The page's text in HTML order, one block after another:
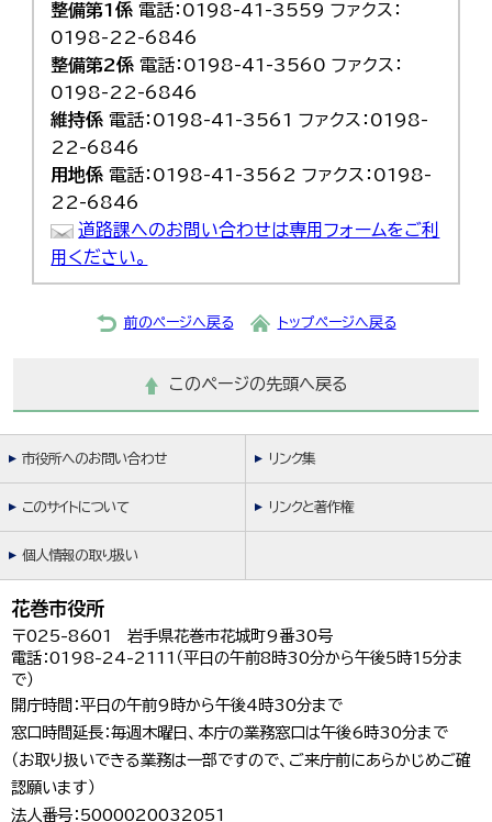
整備第1係 電話：0198-41-3559 ファクス：
0198-22-6846
整備第2係 電話：0198-41-3560 ファクス：
0198-22-6846
維持係 電話：0198-41-3561 ファクス：0198-
22-6846
用地係 電話：0198-41-3562 ファクス：0198-
22-6846
道路課へのお問い合わせは専用フォームをご利
用ください。
前のページへ戻る トップページへ戻る
このページの先頭へ戻る
市役所へのお問い合わせ リンク集
このサイトについて リンクと著作権
個人情報の取り扱い
花巻市役所
〒025-8601 岩手県花巻市花城町9番30号
電話：0198-24-2111（平日の午前8時30分から午後5時15分ま
で）
開庁時間：平日の午前9時から午後4時30分まで
窓口時間延長：毎週木曜日、本庁の業務窓口は午後6時30分まで
（お取り扱いできる業務は一部ですので、ご来庁前にあらかじめご確
認願います）
法人番号：5000020032051